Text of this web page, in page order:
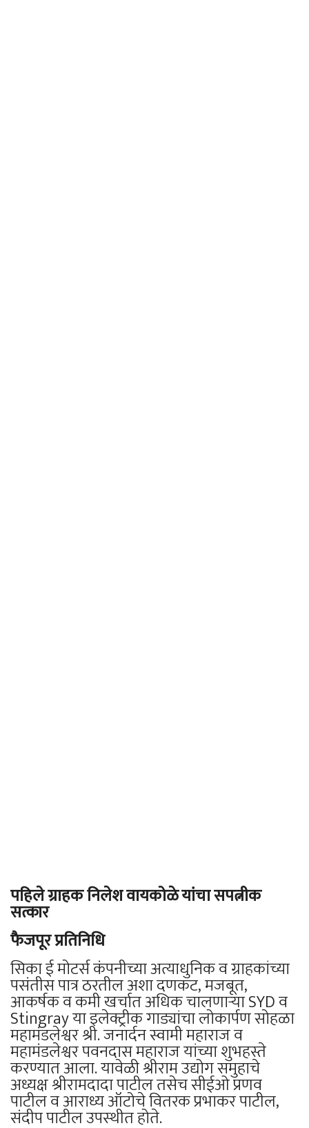
पहिले ग्राहक निलेश वायकोळे यांचा सपत्नीक
सत्कार
फैजपूर प्रतिनिधि
सिका ई मोटर्स कंपनीच्या अत्याधुनिक व ग्राहकांच्या
पसंतीस पात्र ठरतील अशा दणकट, मजबूत,
आकर्षक व कमी खर्चात अधिक चालणाऱ्या SYD व
Stingray या इलेक्ट्रीक गाड्यांचा लोकार्पण सोहळा
महामंडलेश्वर श्री. जनार्दन स्वामी महाराज व
महामंडलेश्वर पवनदास महाराज यांच्या शुभहस्ते
करण्यात आला. यावेळी श्रीराम उद्योग समुहाचे
अध्यक्ष श्रीरामदादा पाटील तसेच सीईओ प्रणव
पाटील व आराध्य ऑटोचे वितरक प्रभाकर पाटील,
संदीप पाटील उपस्‍थीत होते.